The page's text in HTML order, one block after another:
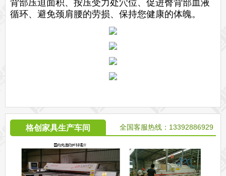
背部压迫面积、按压受力处穴位、促进臀背部血液
循环、避免颈肩腰的劳损、保持您健康的体魄。
格创家具生产车间 全国客服热线：13392886929